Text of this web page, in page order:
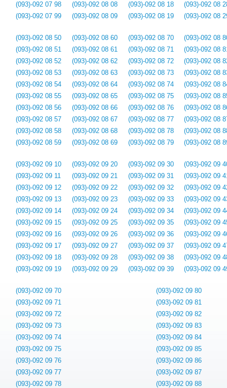
(093)-092 07 98
(093)-092 07 99
(093)-092 08 08
(093)-092 08 09
(093)-092 08 18
(093)-092 08 19
(093)-092 08
(093)-092 08
(093)-092 08 50
(093)-092 08 51
(093)-092 08 52
(093)-092 08 53
(093)-092 08 54
(093)-092 08 55
(093)-092 08 56
(093)-092 08 57
(093)-092 08 58
(093)-092 08 59
(093)-092 08 60
(093)-092 08 61
(093)-092 08 62
(093)-092 08 63
(093)-092 08 64
(093)-092 08 65
(093)-092 08 66
(093)-092 08 67
(093)-092 08 68
(093)-092 08 69
(093)-092 08 70
(093)-092 08 71
(093)-092 08 72
(093)-092 08 73
(093)-092 08 74
(093)-092 08 75
(093)-092 08 76
(093)-092 08 77
(093)-092 08 78
(093)-092 08 79
(093)-092 08
(093)-092 08
(093)-092 08
(093)-092 08
(093)-092 08
(093)-092 08
(093)-092 08
(093)-092 08
(093)-092 08
(093)-092 08
(093)-092 09 10
(093)-092 09 11
(093)-092 09 12
(093)-092 09 13
(093)-092 09 14
(093)-092 09 15
(093)-092 09 16
(093)-092 09 17
(093)-092 09 18
(093)-092 09 19
(093)-092 09 20
(093)-092 09 21
(093)-092 09 22
(093)-092 09 23
(093)-092 09 24
(093)-092 09 25
(093)-092 09 26
(093)-092 09 27
(093)-092 09 28
(093)-092 09 29
(093)-092 09 30
(093)-092 09 31
(093)-092 09 32
(093)-092 09 33
(093)-092 09 34
(093)-092 09 35
(093)-092 09 36
(093)-092 09 37
(093)-092 09 38
(093)-092 09 39
(093)-092 09
(093)-092 09
(093)-092 09
(093)-092 09
(093)-092 09
(093)-092 09
(093)-092 09
(093)-092 09
(093)-092 09
(093)-092 09
(093)-092 09 70
(093)-092 09 71
(093)-092 09 72
(093)-092 09 73
(093)-092 09 74
(093)-092 09 75
(093)-092 09 76
(093)-092 09 77
(093)-092 09 78
(093)-092 09 80
(093)-092 09 81
(093)-092 09 82
(093)-092 09 83
(093)-092 09 84
(093)-092 09 85
(093)-092 09 86
(093)-092 09 87
(093)-092 09 88